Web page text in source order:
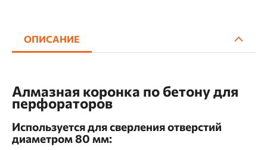
ОПИСАНИЕ
Алмазная коронка по бетону для
перфораторов
Используется для сверления отверстий
диаметром 80 мм: